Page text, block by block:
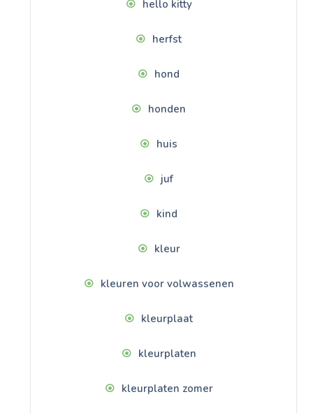
hello kitty
herfst
hond
honden
huis
juf
kind
kleur
kleuren voor volwassenen
kleurplaat
kleurplaten
kleurplaten zomer